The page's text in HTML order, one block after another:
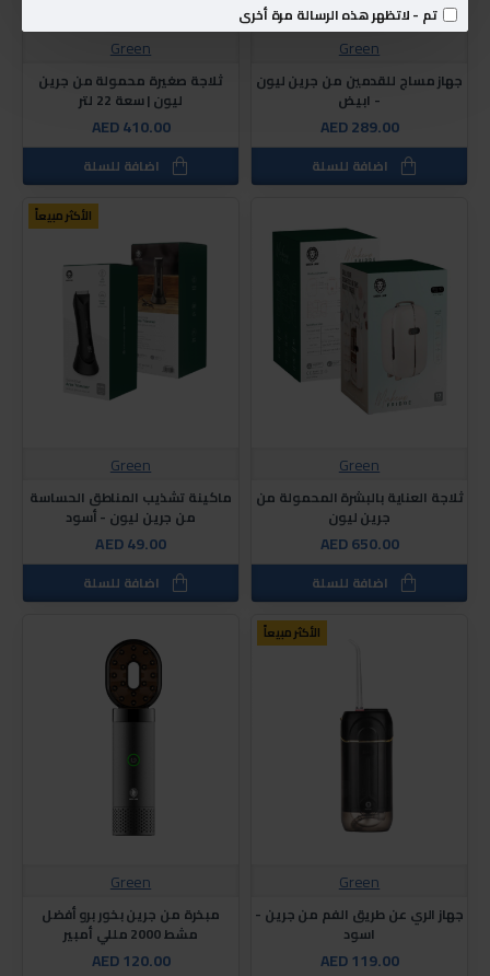
تم - لاتظهر هذه الرسالة مرة أخرى
Green
جهاز مساج للقدمين من جرين ليون
- ابيض
AED 289.00
اضافة للسلة
Green
ثلاجة صغيرة محمولة من جرين
ليون | سعة 22 لتر
AED 410.00
اضافة للسلة
Green
ثلاجة العناية بالبشرة المحمولة من
جرين ليون
AED 650.00
اضافة للسلة
الأكثر مبيعاً
Green
ماكينة تشذيب المناطق الحساسة
من جرين ليون - أسود
AED 49.00
اضافة للسلة
الأكثر مبيعاً
Green
جهاز الري عن طريق الفم من جرين -
اسود
AED 119.00
Green
مبخرة من جرين بخور برو أفضل
مشط 2000 مللي أمبير
AED 120.00